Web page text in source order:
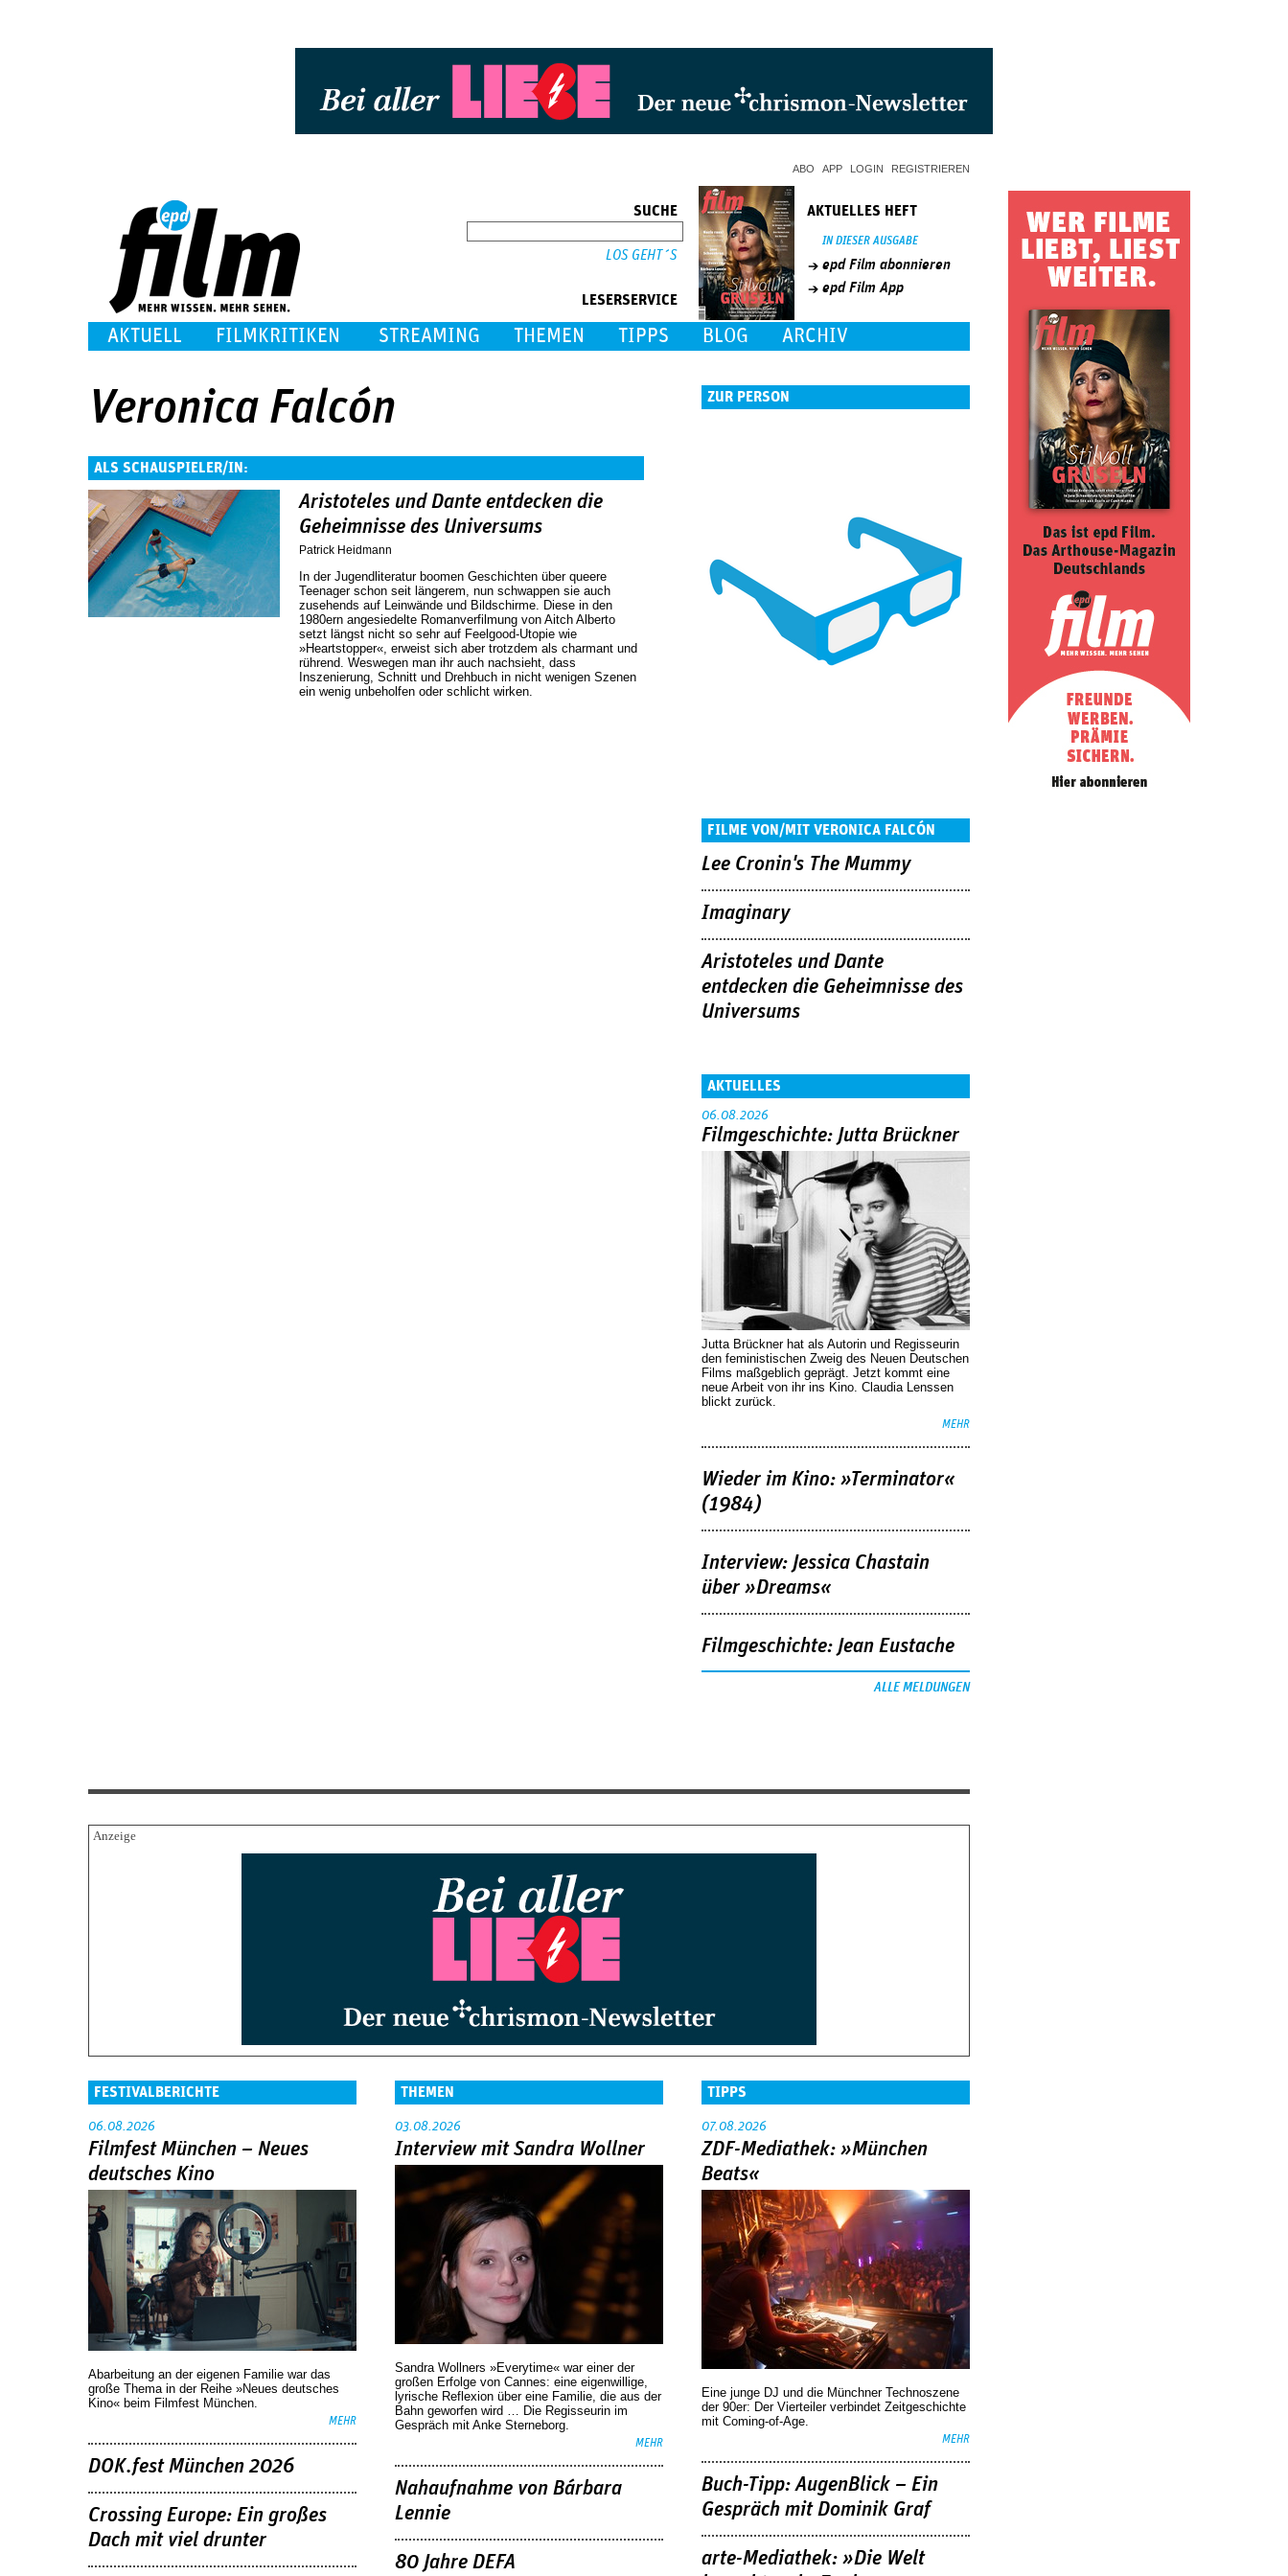
ABO APP LOGIN REGISTRIEREN
SUCHE
LESERSERVICE
AKTUELLES HEFT
IN DIESER AUSGABE
epd Film abonnieren
epd Film App
AKTUELL FILMKRITIKEN STREAMING THEMEN TIPPS BLOG ARCHIV
Veronica Falcón
ALS SCHAUSPIELER/IN:
Aristoteles und Dante entdecken die
Geheimnisse des Universums
Patrick Heidmann
In der Jugendliteratur boomen Geschichten über queere
Teenager schon seit längerem, nun schwappen sie auch
zusehends auf Leinwände und Bildschirme. Diese in den
1980ern angesiedelte Romanverfilmung von Aitch Alberto
setzt längst nicht so sehr auf Feelgood-Utopie wie
»Heartstopper«, erweist sich aber trotzdem als charmant und
rührend. Weswegen man ihr auch nachsieht, dass
Inszenierung, Schnitt und Drehbuch in nicht wenigen Szenen
ein wenig unbeholfen oder schlicht wirken.
ZUR PERSON
FILME VON/MIT VERONICA FALCÓN
Lee Cronin's The Mummy
Imaginary
Aristoteles und Dante
entdecken die Geheimnisse des
Universums
AKTUELLES
06.08.2026
Filmgeschichte: Jutta Brückner
Jutta Brückner hat als Autorin und Regisseurin
den feministischen Zweig des Neuen Deutschen
Films maßgeblich geprägt. Jetzt kommt eine
neue Arbeit von ihr ins Kino. Claudia Lenssen
blickt zurück.
MEHR
Wieder im Kino: »Terminator«
(1984)
Interview: Jessica Chastain
über »Dreams«
Filmgeschichte: Jean Eustache
ALLE MELDUNGEN
FESTIVALBERICHTE
06.08.2026
Filmfest München – Neues
deutsches Kino
Abarbeitung an der eigenen Familie war das
große Thema in der Reihe »Neues deutsches
Kino« beim Filmfest München.
MEHR
DOK.fest München 2026
Crossing Europe: Ein großes
Dach mit viel drunter
THEMEN
03.08.2026
Interview mit Sandra Wollner
Sandra Wollners »Everytime« war einer der
großen Erfolge von Cannes: eine eigenwillige,
lyrische Reflexion über eine ­Familie, die aus der
Bahn geworfen wird … Die Regisseurin im
Gespräch mit Anke Sterneborg.
MEHR
Nahaufnahme von Bárbara
Lennie
80 Jahre DEFA
TIPPS
07.08.2026
ZDF-Mediathek: »München
Beats«
Eine junge DJ und die Münchner Technoszene
der 90er: Der Vierteiler verbindet Zeitgeschichte
mit Coming-of-Age.
MEHR
Buch-Tipp: AugenBlick – Ein
Gespräch mit Dominik Graf
arte-Mediathek: »Die Welt